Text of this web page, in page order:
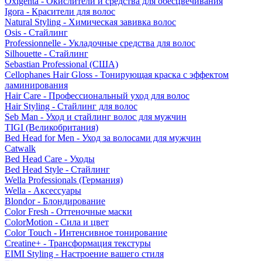
Igora - Красители для волос
Natural Styling - Химическая завивка волос
Osis - Стайлинг
Professionnelle - Укладочные средства для волос
Silhouette - Стайлинг
Sebastian Professional (США)
Cellophanes Hair Gloss - Тонирующая краска с эффектом
ламинирования
Hair Care - Профессиональный уход для волос
Hair Styling - Стайлинг для волос
Seb Man - Уход и стайлинг волос для мужчин
TIGI (Великобритания)
Bed Head for Men - Уход за волосами для мужчин
Catwalk
Bed Head Care - Уходы
Bed Head Style - Стайлинг
Wella Professionals (Германия)
Wella - Аксессуары
Blondor - Блондирование
Color Fresh - Оттеночные маски
ColorMotion - Сила и цвет
Color Touch - Интенсивное тонирование
Creatine+ - Трансформация текстуры
EIMI Styling - Настроение вашего стиля